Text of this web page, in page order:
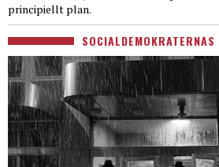
principiellt plan.